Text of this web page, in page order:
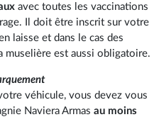
avec toutes les vaccinations
Il doit être inscrit sur votre
laisse et dans le cas des
muselière est aussi obligatoire.
véhicule, vous devez vous
Naviera Armasau moins